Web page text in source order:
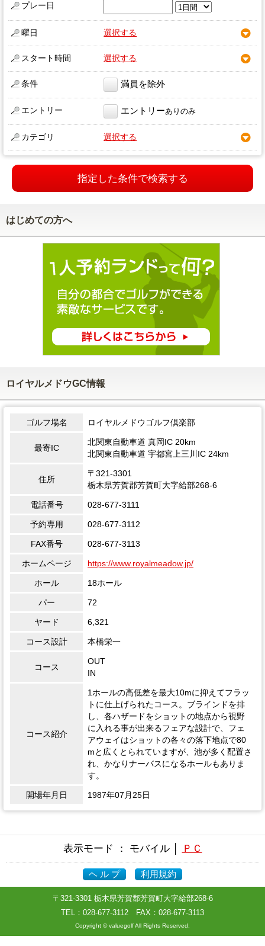
プレー日
曜日 選択する
スタート時間 選択する
条件 満員を除外
エントリー エントリーありのみ
カテゴリ 選択する
指定した条件で検索する
はじめての方へ
ロイヤルメドウGC情報
ゴルフ場名 ロイヤルメドウゴルフ倶楽部
最寄IC
北関東自動車道 真岡IC 20km
北関東自動車道 宇都宮上三川IC 24km
住所
〒321-3301
栃木県芳賀郡芳賀町大字給部268-6
電話番号 028-677-3111
予約専用 028-677-3112
FAX番号 028-677-3113
ホームページ https://www.royalmeadow.jp/
ホール 18ホール
パー 72
ヤード 6,321
コース設計 本橋栄一
コース
OUT
IN
コース紹介
1ホールの高低差を最大10mに抑えてフラッ
トに仕上げられたコース。ブラインドを排
し、各ハザードをショットの地点から視野
に入れる事が出来るフェアな設計で、フェ
アウェイはショットの各々の落下地点で80
mと広くとられていますが、池が多く配置さ
れ、かなりナーバスになるホールもありま
す。
開場年月日 1987年07月25日
表示モード ： モバイル │ ＰＣ
ヘ ル プ 利用規約
〒321-3301 栃木県芳賀郡芳賀町大字給部268-6
TEL： 028-677-3112 FAX：028-677-3113
Copyright © valuegolf All Rights Reserved.